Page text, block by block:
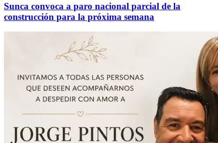
Sunca convoca a paro nacional parcial de la
construcción para la próxima semana